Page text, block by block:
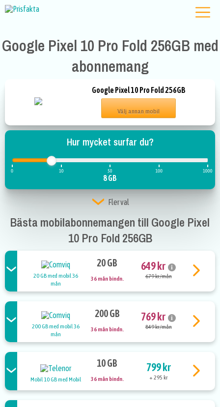
Google Pixel 10 Pro Fold 256GB med
abonnemang
Google Pixel 10 Pro Fold 256GB
Välj annan mobil
Hur mycket surfar du?
0 10 50 100 1000
8 GB
Fler val
Bästa mobilabonnemangen till Google Pixel
10 Pro Fold 256GB
20 GB med mobil 36
mån
20 GB
36 mån bindn.
649 kr i
679 kr/mån
200 GB med mobil 36
mån
200 GB
36 mån bindn.
769 kr i
849 kr/mån
Mobil 10 GB med Mobil
10 GB
36 mån bindn.
799 kr
+ 295 kr